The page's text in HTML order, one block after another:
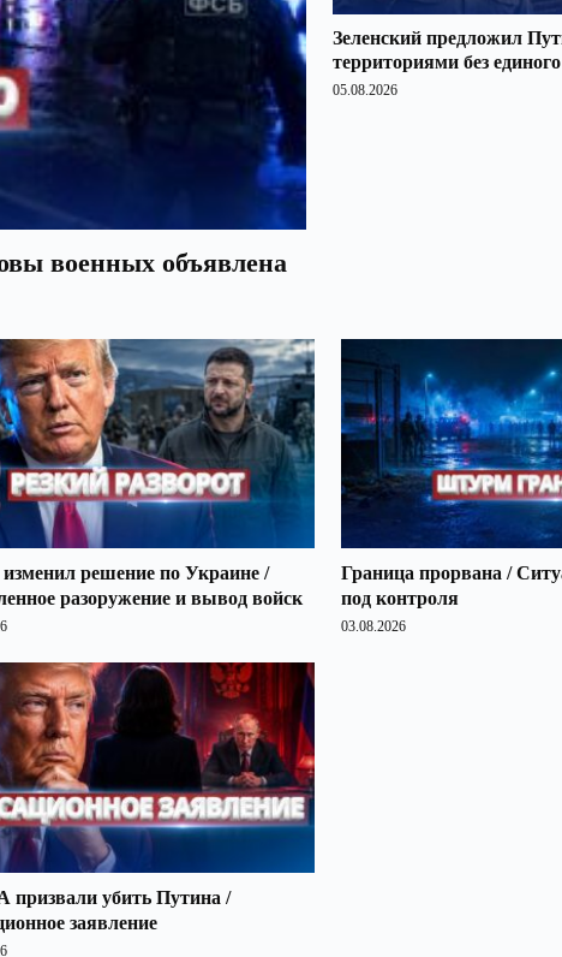
военных объявлена
Зеленский предложил
территориями без
05.08.2026
решение по Украине /
разоружение и вывод войск
Граница прорвана /
под контроля
03.08.2026
убить Путина /
заявление